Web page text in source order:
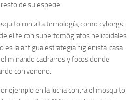
de su especie.
con alta tecnología, como cyborgs,
elite con supertomógrafos helicoidales
es la antigua estrategia higienista, casa
cacharros y focos donde
con veneno.
ejemplo en la lucha contra el mosquito.